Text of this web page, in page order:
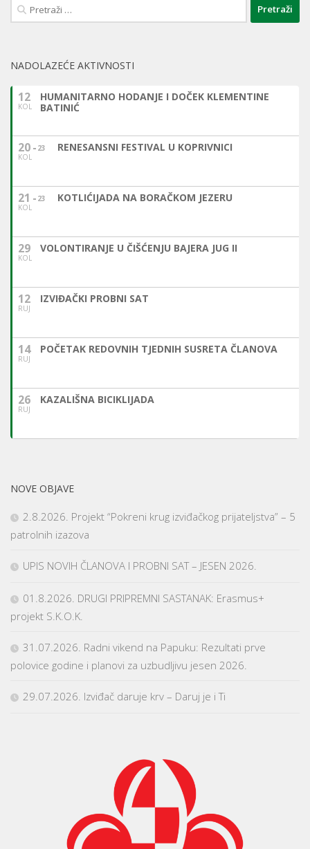
Pretraži:
NADOLAZEĆE AKTIVNOSTI
12
KOL
HUMANITARNO HODANJE I DOČEK KLEMENTINE
BATINIĆ
20
KOL
23 RENESANSNI FESTIVAL U KOPRIVNICI
21
KOL
23 KOTLIĆIJADA NA BORAČKOM JEZERU
29
KOL
VOLONTIRANJE U ČIŠĆENJU BAJERA JUG II
12
RUJ
IZVIĐAČKI PROBNI SAT
14
RUJ
POČETAK REDOVNIH TJEDNIH SUSRETA ČLANOVA
26
RUJ
KAZALIŠNA BICIKLIJADA
NOVE OBJAVE
2.8.2026. Projekt “Pokreni krug izviđačkog prijateljstva” – 5
patrolnih izazova
UPIS NOVIH ČLANOVA I PROBNI SAT – JESEN 2026.
01.8.2026. DRUGI PRIPREMNI SASTANAK: Erasmus+
projekt S.K.O.K.
31.07.2026. Radni vikend na Papuku: Rezultati prve
polovice godine i planovi za uzbudljivu jesen 2026.
29.07.2026. Izviđač daruje krv – Daruj je i Ti